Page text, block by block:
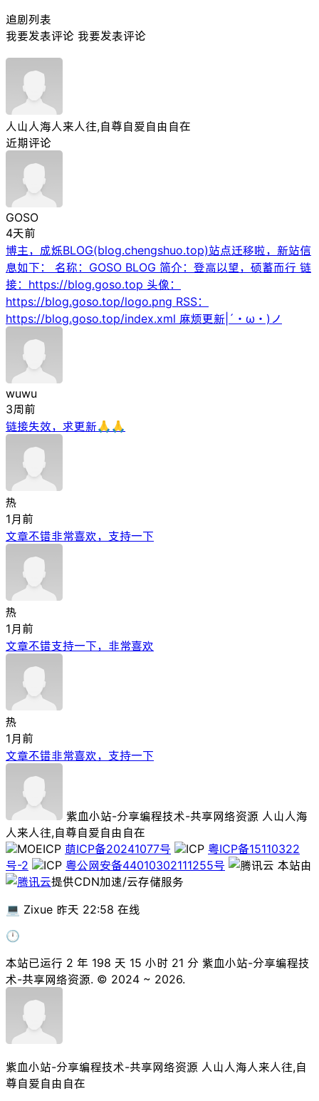
追剧列表
我要发表评论 我要发表评论
人山人海人来人往,自尊自爱自由自在
近期评论
GOSO
4天前
博主，成烁BLOG(blog.chengshuo.top)站点迁移啦，新站信
息如下： 名称：GOSO BLOG 简介：登高以望，硕蓄而行 链
接：https://blog.goso.top 头像：
https://blog.goso.top/logo.png RSS：
https://blog.goso.top/index.xml 麻烦更新|´・ω・)ノ
wuwu
3周前
链接失效，求更新🙏🙏
热
1月前
文章不错非常喜欢，支持一下
热
1月前
文章不错支持一下，非常喜欢
热
1月前
文章不错非常喜欢，支持一下
紫血小站-分享编程技术-共享网络资源 人山人海
人来人往,自尊自爱自由自在
萌ICP备20241077号
粤ICP备15110322
号-2
粤公网安备44010302111255号
本站由
提供CDN加速/云存储服务
💻️ Zixue 昨天 22:58 在线
🕛
本站已运行 2 年 198 天 15 小时 21 分 紫血小站-分享编程技
术-共享网络资源. © 2024 ~ 2026.
紫血小站-分享编程技术-共享网络资源 人山人海人来人往,自
尊自爱自由自在